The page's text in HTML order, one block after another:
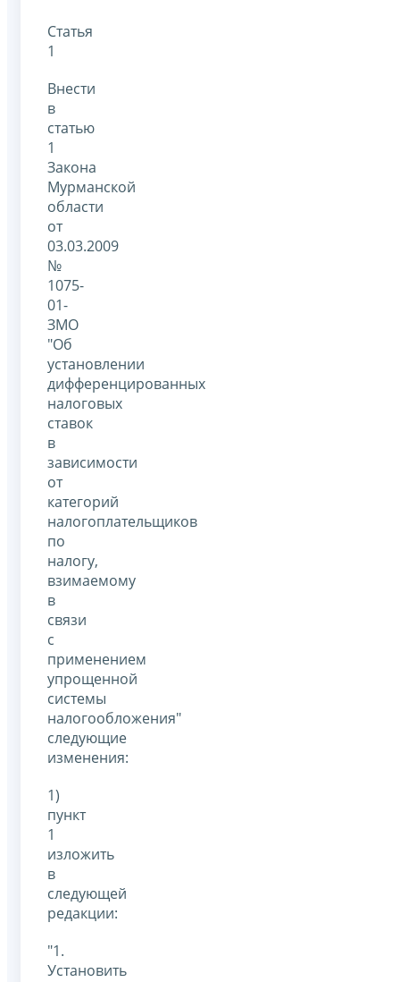
Статья
1
Внести
в
статью
1
Закона
Мурманской
области
от
03.03.2009
№
1075-
01-
ЗМО
"Об
установлении
дифференцированных
налоговых
ставок
в
зависимости
от
категорий
налогоплательщиков
по
налогу,
взимаемому
в
связи
с
применением
упрощенной
системы
налогообложения"
следующие
изменения:
1)
пункт
1
изложить
в
следующей
редакции:
"1.
Установить